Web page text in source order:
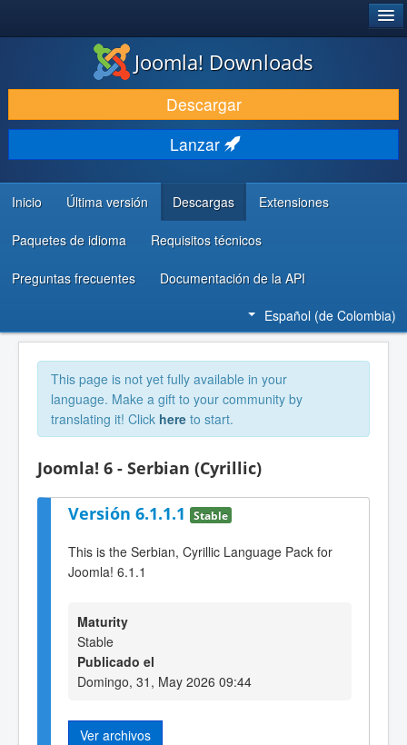
DESCARGAR
DESCUBRE Y APRENDE
COMUNIDAD Y AYUDA
RECURSOS PARA DESARROLLADORES
Joomla! Downloads
Descargar
Lanzar
Inicio Última versión Descargas Extensiones
Paquetes de idioma Requisitos técnicos
Preguntas frecuentes Documentación de la API
Español (de Colombia)
This page is not yet fully available in your
language. Make a gift to your community by
translating it! Click here to start.
Joomla! 6 - Serbian (Cyrillic)
Versión 6.1.1.1 Stable
This is the Serbian, Cyrillic Language Pack for
Joomla! 6.1.1
Maturity
Stable
Publicado el
Domingo, 31, May 2026 09:44
Ver archivos